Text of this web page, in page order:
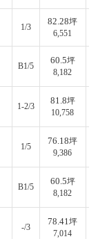
1/3
82.28坪
6,551
B1/5
60.5坪
8,182
1-2/3
81.8坪
10,758
1/5
76.18坪
9,386
B1/5
60.5坪
8,182
-/3
78.41坪
7,014